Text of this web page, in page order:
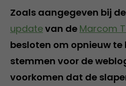
Zoals aangegeven bij de
updatevan de Marcom
besloten om opnieuw
stemmen voor de
voorkomen dat de